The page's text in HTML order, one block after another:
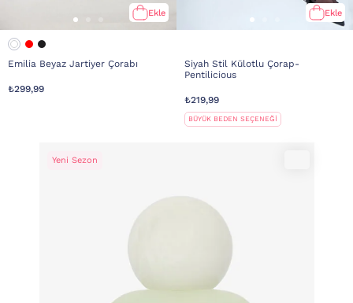
Ekle
Emilia Beyaz Jartiyer Çorabı
₺299,99
Ekle
Siyah Stil Külotlu Çorap-
Pentilicious
₺219,99
BÜYÜK BEDEN SEÇENEĞİ
Yeni Sezon